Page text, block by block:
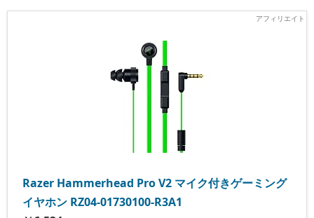
Razer Hammerhead Pro V2 マイク付きゲーミング
イヤホン RZ04-01730100-R3A1